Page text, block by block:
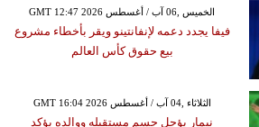
GMT 12:47 2026 الخميس ,06 آب / أغسطس
فيفا يجدد دعمه لإنفانتينو ويقر بأخطاء مشروع
بيع حقوق كأس العالم
GMT 16:04 2026 الثلاثاء ,04 آب / أغسطس
نيمار يؤجل حسم مستقبله ووالده يؤكد